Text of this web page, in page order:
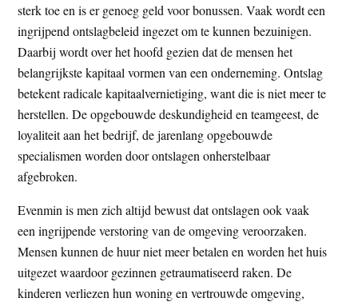
sterk toe en is er genoeg geld voor bonussen. Vaak wordt een
ingrijpend ontslagbeleid ingezet om te kunnen bezuinigen.
Daarbij wordt over het hoofd gezien dat de mensen het
belangrijkste kapitaal vormen van een onderneming. Ontslag
betekent radicale kapitaalvernietiging, want die is niet meer te
herstellen. De opgebouwde deskundigheid en teamgeest, de
loyaliteit aan het bedrijf, de jarenlang opgebouwde
specialismen worden door ontslagen onherstelbaar
afgebroken.
Evenmin is men zich altijd bewust dat ontslagen ook vaak
een ingrijpende verstoring van de omgeving veroorzaken.
Mensen kunnen de huur niet meer betalen en worden het huis
uitgezet waardoor gezinnen getraumatiseerd raken. De
kinderen verliezen hun woning en vertrouwde omgeving,